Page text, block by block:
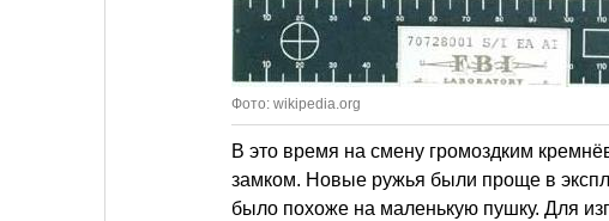
Фото: wikipedia.org
В это время на смену громоздким
замком. Новые ружья были проще в
было похоже на маленькую пушку. Для